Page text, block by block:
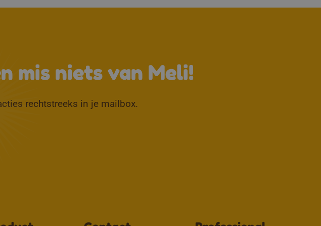
mis niets van Meli!
rechtstreeks in je mailbox.